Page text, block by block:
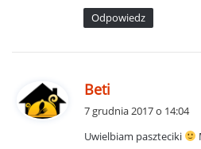
e
:
Odpowiedz
Beti
i
z
7 grudnia 2017 o 14:04
Uwielbiam paszteciki